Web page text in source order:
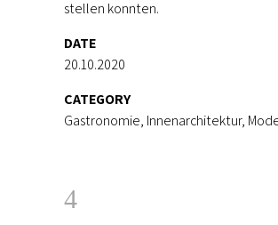
stellen konnten.
DATE
20.10.2020
CATEGORY
Gastronomie, Innenarchitektur,